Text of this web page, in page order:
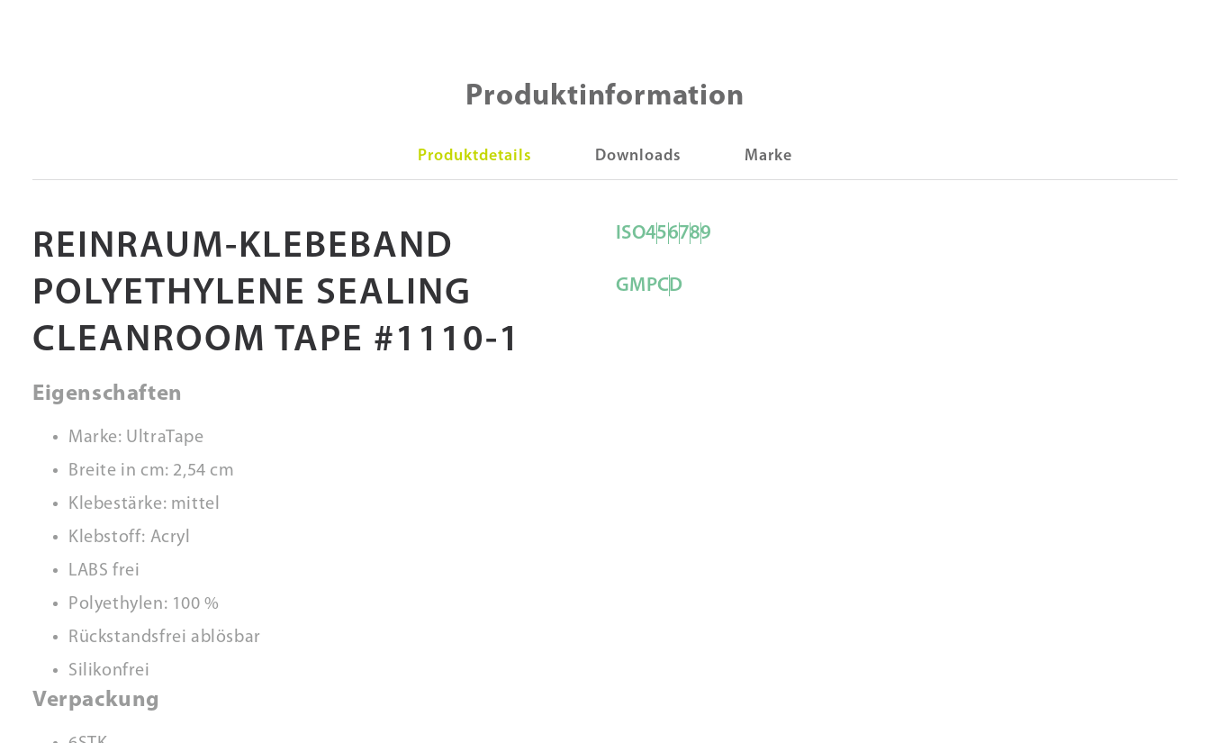
Produktinformation
Produktdetails Downloads Marke
REINRAUM-KLEBEBAND
POLYETHYLENE SEALING
CLEANROOM TAPE #1110-1
Eigenschaften
Marke: UltraTape
Breite in cm: 2,54 cm
Klebestärke: mittel
Klebstoff: Acryl
LABS frei
Polyethylen: 100 %
Rückstandsfrei ablösbar
Silikonfrei
Verpackung
ISO456789
GMPCD